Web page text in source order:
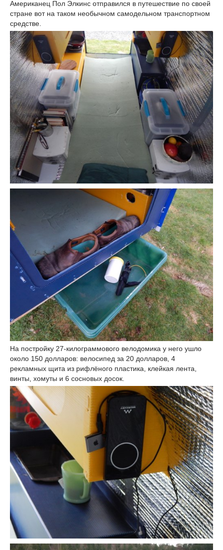
Американец Пол Элкинс отправился в путешествие по своей
стране вот на таком необычном самодельном транспортном
средстве.
На постройку 27-килограммового велодомика у него ушло
около 150 долларов: велосипед за 20 долларов, 4
рекламных щита из рифлёного пластика, клейкая лента,
винты, хомуты и 6 сосновых досок.